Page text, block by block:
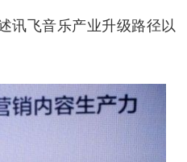
飞音乐产业升级路径以